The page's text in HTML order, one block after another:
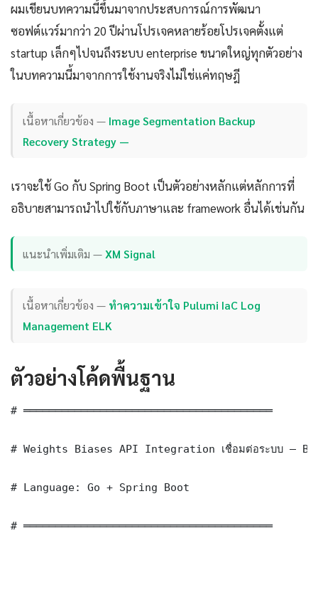
ผมเขียนบทความนี้ขึ้นมาจากประสบการณ์การพัฒนา
ซอฟต์แวร์มากว่า 20 ปีผ่านโปรเจคหลายร้อยโปรเจคตั้งแต่
startup เล็กๆไปจนถึงระบบ enterprise ขนาดใหญ่ทุกตัวอย่าง
ในบทความนี้มาจากการใช้งานจริงไม่ใช่แค่ทฤษฎี
เนื้อหาเกี่ยวข้อง — Image Segmentation Backup
Recovery Strategy —
เราจะใช้ Go กับ Spring Boot เป็นตัวอย่างหลักแต่หลักการที่
อธิบายสามารถนำไปใช้กับภาษาและ framework อื่นได้เช่นกัน
แนะนำเพิ่มเติม —XM Signal
เนื้อหาเกี่ยวข้อง — ทำความเข้าใจ Pulumi IaC Log
Management ELK
ตัวอย่างโค้ดพื้นฐาน
# ═══════════════════════════════════════
# Weights Biases API Integration เชื่อมต่อระบบ —
# Language: Go + Spring Boot
# ═══════════════════════════════════════